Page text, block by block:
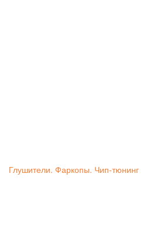
Глушители. Фаркопы. Чип-тюнинг